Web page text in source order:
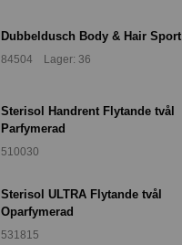
Dubbeldusch Body & Hair Sport
84504 Lager: 36
Sterisol Handrent Flytande tvål
Parfymerad
510030
Sterisol ULTRA Flytande tvål
Oparfymerad
531815